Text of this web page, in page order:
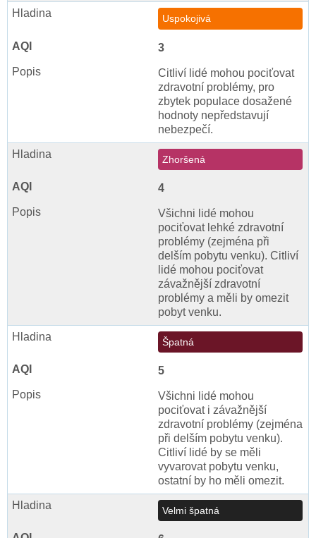
Uspokojivá
3
Citliví lidé mohou pociťovat
zdravotní problémy, pro
zbytek populace dosažené
hodnoty nepředstavují
nebezpečí.
Zhoršená
4
Všichni lidé mohou
pociťovat lehké zdravotní
problémy (zejména při
delším pobytu venku). Citliví
lidé mohou pociťovat
závažnější zdravotní
problémy a měli by omezit
pobyt venku.
Špatná
5
Všichni lidé mohou
pociťovat i závažnější
zdravotní problémy (zejména
při delším pobytu venku).
Citliví lidé by se měli
vyvarovat pobytu venku,
ostatní by ho měli omezit.
Velmi špatná